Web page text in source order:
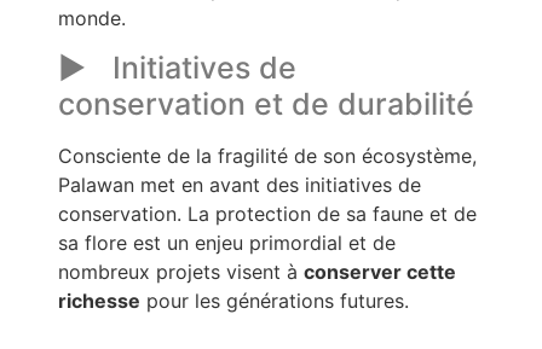
monde.
Initiatives de
conservation et de durabilité
Consciente de la fragilité de son écosystème,
Palawan met en avant des initiatives de
conservation. La protection de sa faune et de
sa flore est un enjeu primordial et de
nombreux projets visent à conserver cette
richesse pour les générations futures.